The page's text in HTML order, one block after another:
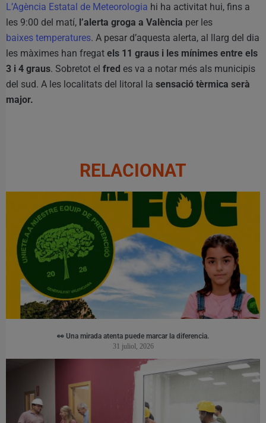
L’Agència Estatal de Meteorologia hi ha activitat hui, fins a
les 9:00 del matí, l’alerta groga a València per les
baixes temperatures. A pesar d’aquesta alerta, al llarg del dia
les màximes han fregat els 11 graus i les mínimes entre els
3 i 4 graus. Sobretot el fred es va a notar més als municipis
del sud. A les localitats del litoral la sensació tèrmica serà
major.
RELACIONAT
👀 Una mirada atenta puede marcar la diferencia.
31 juliol, 2026